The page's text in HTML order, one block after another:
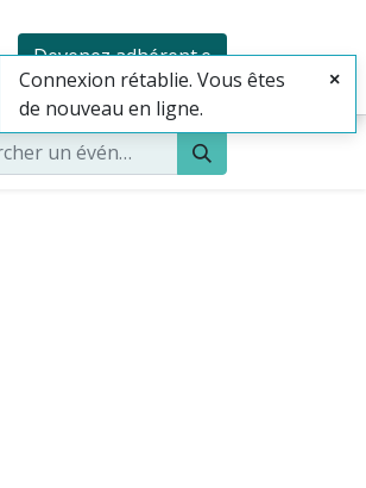
Devenez adhérent·e
Connexion rétablie. Vous êtes
de nouveau en ligne.